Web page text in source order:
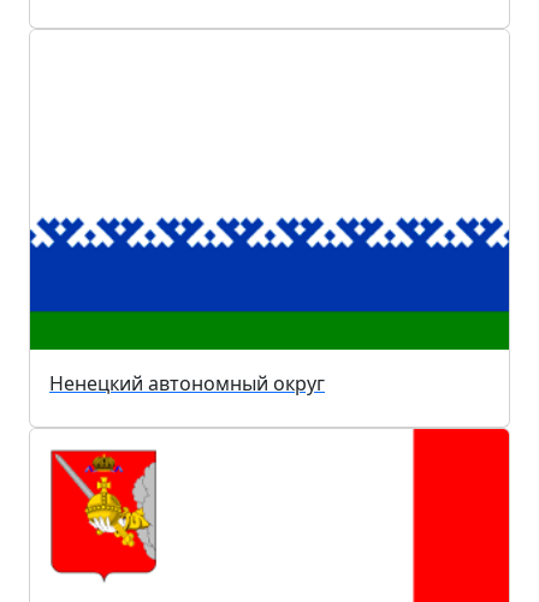
Ненецкий автономный округ